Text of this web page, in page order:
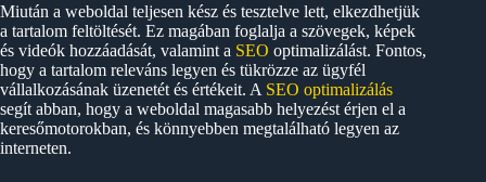
Miután a weboldal teljesen kész és tesztelve lett, elkezdhetjük
a tartalom feltöltését. Ez magában foglalja a szövegek, képek
és videók hozzáadását, valamint a SEO optimalizálást. Fontos,
hogy a tartalom releváns legyen és tükrözze az ügyfél
vállalkozásának üzenetét és értékeit. A SEO optimalizálás
segít abban, hogy a weboldal magasabb helyezést érjen el a
keresőmotorokban, és könnyebben megtalálható legyen az
interneten.